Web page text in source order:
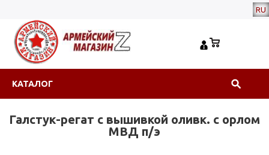
RU
КАТАЛОГ
Галстук-регат с вышивкой оливк. с орлом
МВД п/э